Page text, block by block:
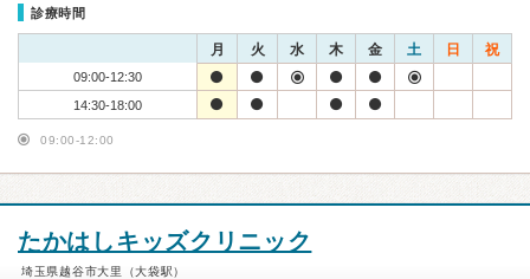
診療時間
月 火 水 木 金 土 日 祝
09:00-12:30
14:30-18:00
09:00-12:00
たかはしキッズクリニック
埼玉県越谷市大里（大袋駅）